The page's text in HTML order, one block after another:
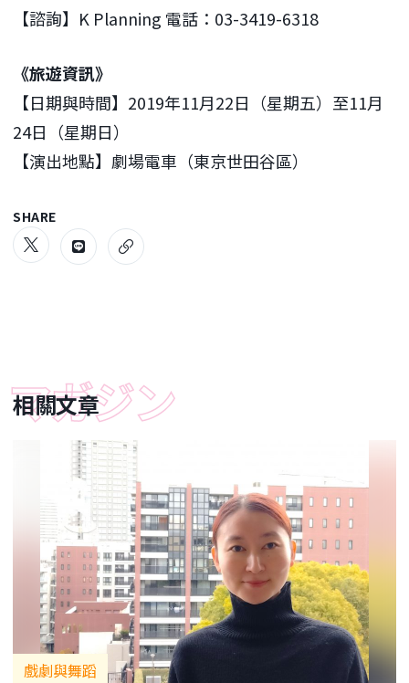
【諮詢】K Planning 電話：03-3419-6318
《旅遊資訊》
【日期與時間】2019年11月22日（星期五）至11月
24日（星期日）
【演出地點】劇場電車（東京世田谷區）
SHARE
相關文章
戲劇與舞蹈